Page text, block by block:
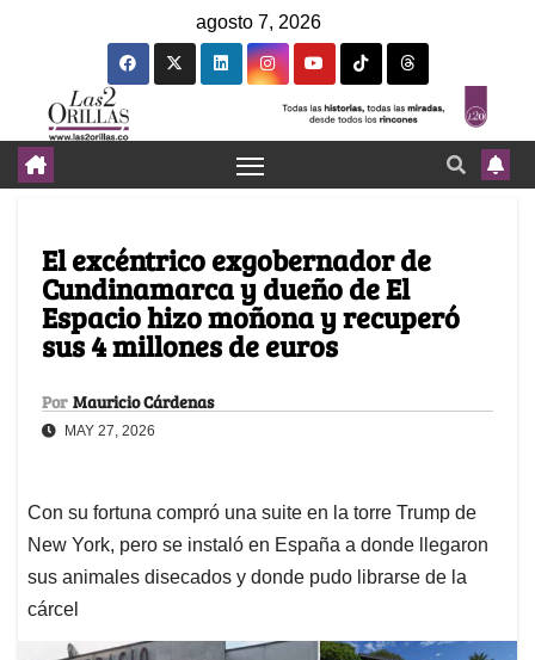
agosto 7, 2026
El excéntrico exgobernador de
Cundinamarca y dueño de El
Espacio hizo moñona y recuperó
sus 4 millones de euros
Por Mauricio Cárdenas
MAY 27, 2026
Con su fortuna compró una suite en la torre Trump de
New York, pero se instaló en España a donde llegaron
sus animales disecados y donde pudo librarse de la
cárcel